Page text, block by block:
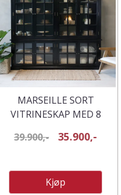
MARSEILLE SORT
VITRINESKAP MED 8
CHIC ANTIQUE
39.900,- 35.900,-
Kjøp